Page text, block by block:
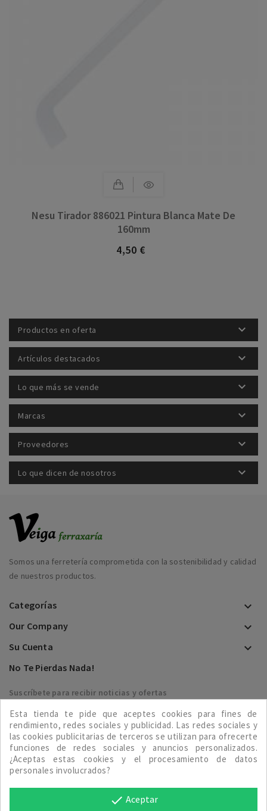
Nesu Tirador 886021 Pintura Blanca Mate De
160mm
Precio
4,50 €
Productos en oferta 
Artículos destacados 
Lo que más se vende 
Marcas 
Proveedores 
Lo que dicen de nosotros 
Somos una ferretería comprometida con la sostenibilidad y calidad
de nuestros productos.
Categorías 
Our Company 
Su Cuenta 
No Te Pierdas Nada!
Suscríbete para recibir noticias y ofertas

© 2023 - Ferretería Veiga, S.L.
Esta tienda te pide que aceptes cookies para fines de
rendimiento, redes sociales y publicidad. Las redes sociales y
las cookies publicitarias de terceros se utilizan para ofrecerte
funciones de redes sociales y anuncios personalizados.
¿Aceptas estas cookies y el procesamiento de datos
personales involucrados?
done Aceptar